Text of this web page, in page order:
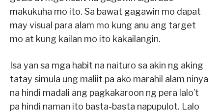
makukuha mo ito. Sa bawat gagawin mo dapat
may visual para alam mo kung anu ang target
mo at kung kailan mo ito kakailangin.
Isa yan sa mga habit na naituro sa akin ng aking
tatay simula ung maliit pa ako marahil alam ninya
na hindi madali ang pagkakaroon ng pera lalo’t
pa hindi naman ito basta-basta napupulot. Lalo